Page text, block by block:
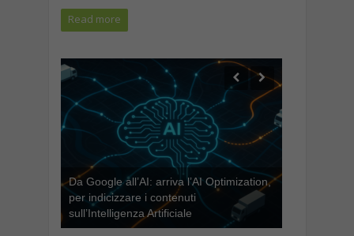
Read more
Da Google all’AI: arriva l’AI Optimization,
per indicizzare i contenuti
sull’Intelligenza Artificiale